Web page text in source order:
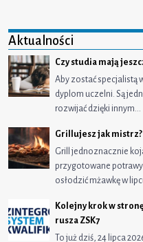
Aktualności
Czy studia mają
Aby zostać specjalistą
dyplom uczelni. Są
rozwijać dzięki innym…
Grillujesz jak
Grill jednoznacznie
przygotowane
osłodzić mżawkę w
Kolejny krok w
rusza ZSK7
To już dziś, 24 lipca